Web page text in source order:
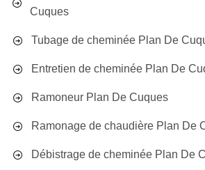
Cuques
Tubage de cheminée Plan De
Entretien de cheminée Plan De
Ramoneur Plan De Cuques
Ramonage de chaudière Plan De
Débistrage de cheminée Plan De